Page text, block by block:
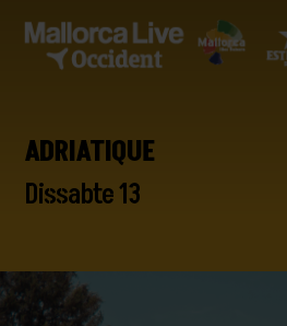
ADRIATIQUE
Dissabte 13